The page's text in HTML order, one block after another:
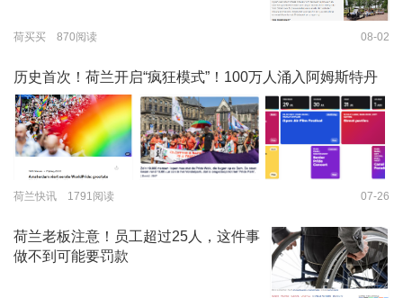
荷买买 870阅读 08-02
历史首次！荷兰开启“疯狂模式”！100万人涌入阿姆斯特丹
荷兰快讯 1791阅读 07-26
荷兰老板注意！员工超过25人，这件事
做不到可能要罚款